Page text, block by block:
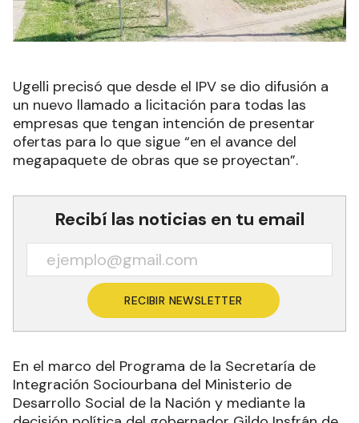
Ugelli precisó que desde el IPV se dio difusión a
un nuevo llamado a licitación para todas las
empresas que tengan intención de presentar
ofertas para lo que sigue “en el avance del
megapaquete de obras que se proyectan”.
Recibí las noticias en tu email
RECIBIR NEWSLETTER
En el marco del Programa de la Secretaría de
Integración Sociourbana del Ministerio de
Desarrollo Social de la Nación y mediante la